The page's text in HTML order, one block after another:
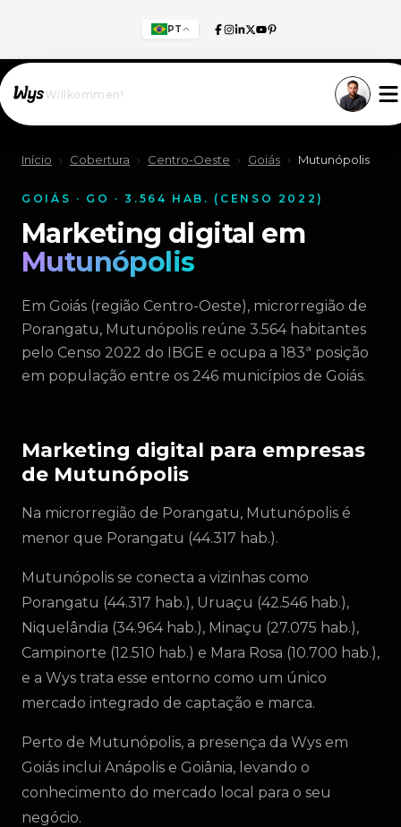
PT
Willkommen!
Início › Cobertura › Centro-Oeste › Goiás › Mutunópolis
GOIÁS · GO · 3.564 HAB. (CENSO 2022)
Marketing digital em
Mutunópolis
Em Goiás (região Centro-Oeste), microrregião de
Porangatu, Mutunópolis reúne 3.564 habitantes
pelo Censo 2022 do IBGE e ocupa a 183ª posição
em população entre os 246 municípios de Goiás.
Marketing digital para empresas
de Mutunópolis
Na microrregião de Porangatu, Mutunópolis é
menor que Porangatu (44.317 hab.).
Mutunópolis se conecta a vizinhas como
Porangatu (44.317 hab.), Uruaçu (42.546 hab.),
Niquelândia (34.964 hab.), Minaçu (27.075 hab.),
Campinorte (12.510 hab.) e Mara Rosa (10.700 hab.),
e a Wys trata esse entorno como um único
mercado integrado de captação e marca.
Perto de Mutunópolis, a presença da Wys em
Goiás inclui Anápolis e Goiânia, levando o
conhecimento do mercado local para o seu
negócio.